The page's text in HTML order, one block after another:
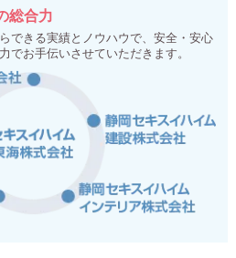
総合力
できる実績とノウハウで、安全・安心
でお手伝いさせていただきます。